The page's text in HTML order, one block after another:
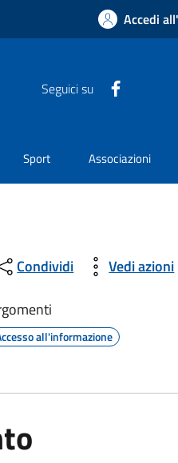
Accedi
Seguici su
Sport Associazioni
Condividi
Vedi azioni
all'informazione